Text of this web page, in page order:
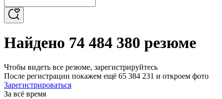
Найдено 74 484 380 резюме
Чтобы видеть все резюме, зарегистрируйтесь
После регистрации покажем ещё 65 384 231 и откроем фото
Зарегистрироваться
За всё время